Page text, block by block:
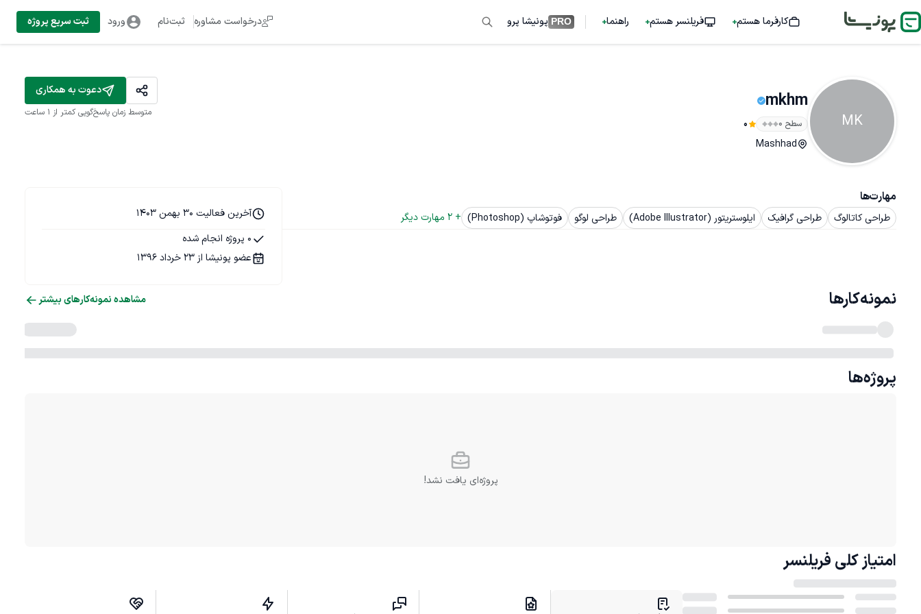
کارفرما هستم فریلنسر هستم راهنما PRO پونیشا پرو درخواست مشاوره ثبت‌نام ورود ثبت سریع پروژه
MK
mkhm
سطح ۰ 0
Mashhad
دعوت به همکاری
متوسط زمان پاسخ‌گویی کمتر از 1 ساعت
مهارت‌ها
طراحی کاتالوگ طراحی گرافیک ایلوستریتور (Adobe Illustrator) طراحی لوگو فوتوشاپ (Photoshop) +
2 مهارت دیگر
آخرین فعالیت 30 بهمن 1403
0 پروژه انجام شده
عضو پونیشا از 23 خرداد 1396
نمونه‌کارها مشاهده نمونه‌کارهای بیشتر
پروژه‌ها
پروژه‌ای یافت نشد!
امتیاز کلی فریلنسر